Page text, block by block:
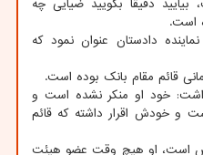
دقیقا بگویید ضیایی چه
است.
دادستان عنوان نمود که
قائم مقام بانک بوده است.
خود او منکر نشده است و
و خودش اقرار داشته که قائم
است، او هیچ وقت عضو هیئت